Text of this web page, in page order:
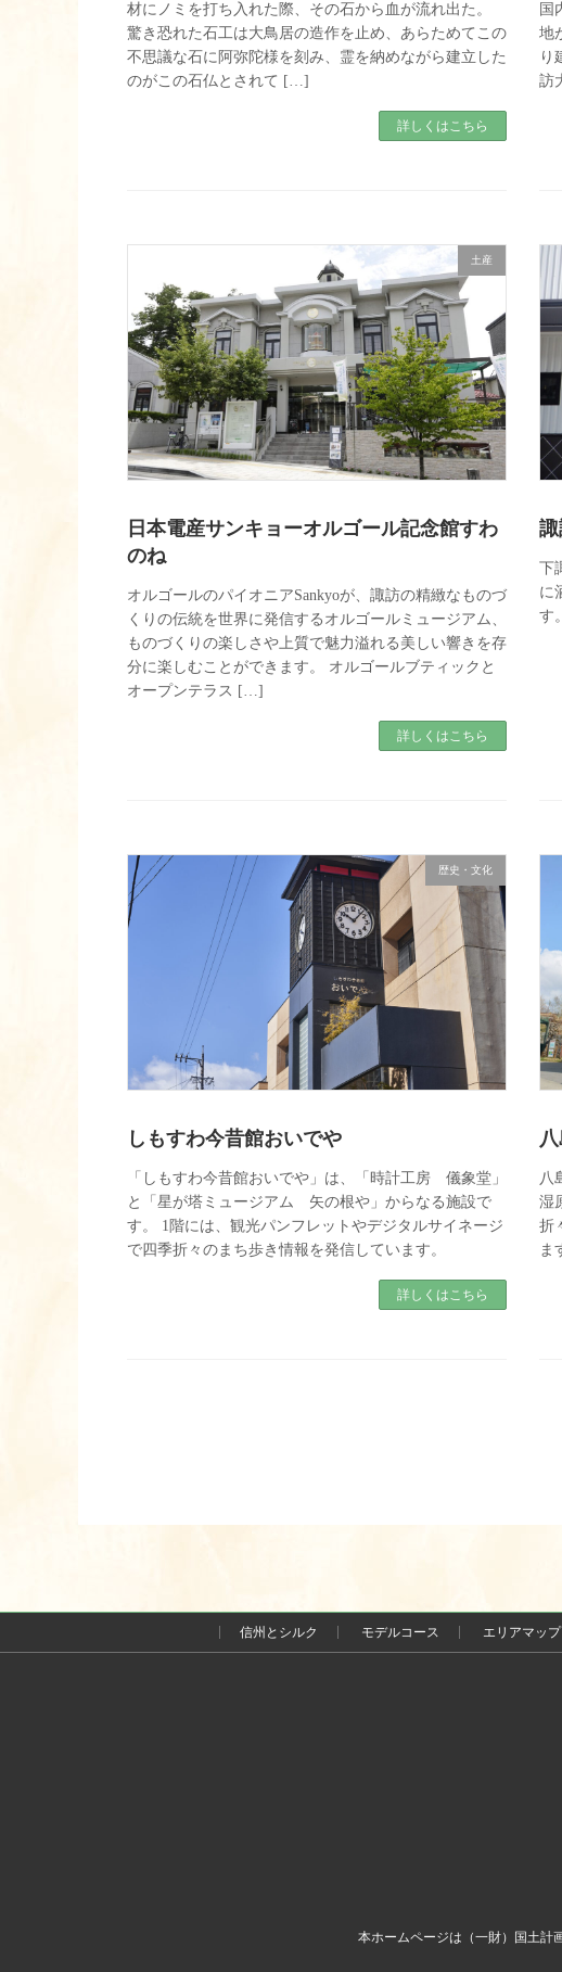
材にノミを打ち入れた際、その石から血が流れ出た。
驚き恐れた石工は大鳥居の造作を止め、あらためてこの
不思議な石に阿弥陀様を刻み、霊を納めながら建立した
のがこの石仏とされて […]
詳しくはこちら
国
地
り
訪
土産
日本電産サンキョーオルゴール記念館すわ
のね
オルゴールのパイオニアSankyoが、諏訪の精緻なものづ
くりの伝統を世界に発信するオルゴールミュージアム、
ものづくりの楽しさや上質で魅力溢れる美しい響きを存
分に楽しむことができます。 オルゴールブティックと
オープンテラス […]
詳しくはこちら
下
に
す。
歴史・文化
しもすわ今昔館おいでや
「しもすわ今昔館おいでや」は、「時計工房 儀象堂」
と「星が塔ミュージアム 矢の根や」からなる施設で
す。 1階には、観光パンフレットやデジタルサイネージ
で四季折々のまち歩き情報を発信しています。
詳しくはこちら
八
湿
折
ま
ー
ジ
信州とシルク モデルコース エリアマップ
本ホームページは（一財）国土計